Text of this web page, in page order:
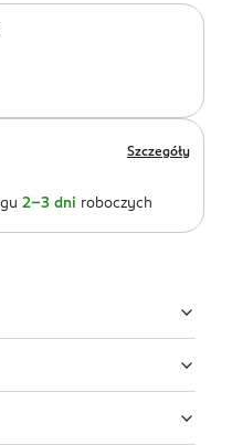
Szczegóły
2-3 dni roboczych
Mask Fit Red
półmatowe
TITANIUM